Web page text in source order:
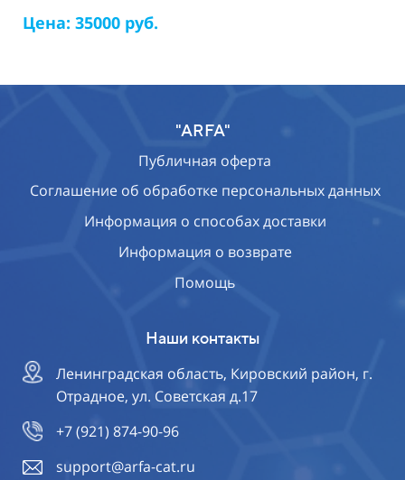
Цена: 35000 руб.
"ARFA"
Публичная оферта
Соглашение об обработке персональных данных
Информация о способах доставки
Информация о возврате
Помощь
Наши контакты
Ленинградская область, Кировский район, г.
Отрадное, ул. Советская д.17
+7 (921) 874-90-96
support@arfa-cat.ru